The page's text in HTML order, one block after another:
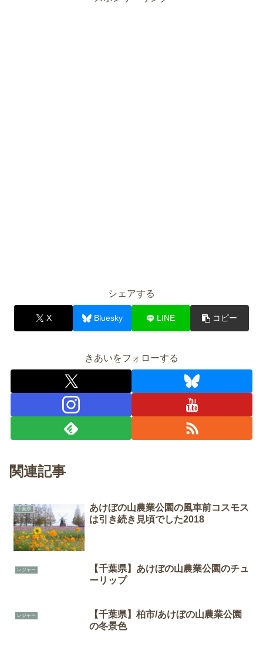
シェアする
X Bluesky LINE コピー
きあいをフォローする
関連記事
千葉県
あけぼの山農業公園の風車前コスモス
は引き続き見頃でした2018
レジャー
【千葉県】あけぼの山農業公園のチュ
ーリップ
レジャー
【千葉県】柏市/あけぼの山農業公園
の冬景色